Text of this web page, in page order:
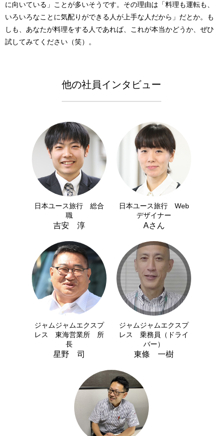
に向いている」ことが多いそうです。その理由は「料理も運転も、
いろいろなことに気配りができる人が上手な人だから」だとか。も
しも、あなたが料理をする人であれば、これが本当かどうか、ぜひ
試してみてください（笑）。
他の社員インタビュー
日本ユース旅行 総合
職
吉安 淳
日本ユース旅行 Web
デザイナー
Aさん
ジャムジャムエクスプ
レス 東海営業所 所
長
星野 司
ジャムジャムエクスプ
レス 乗務員（ドライ
バー）
東條 一樹